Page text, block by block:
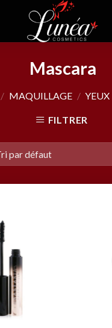
Mascara
/ MAQUILLAGE / YEUX
FILTRER